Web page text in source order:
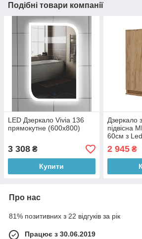
Подібні товари компанії
LED Дзеркало Vivia 136
прямокутне (600х800)
3 308 ₴
Купити
Дзеркало
підвісна
60см з Led
золотий
2 945₴
Про нас
81% позитивних з 22 відгуків за рік
Працює з 30.06.2019